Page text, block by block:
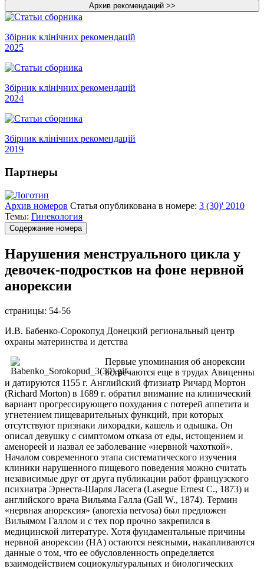
Збірник клінічних рекомендацій
2025
Збірник клінічних рекомендацій
2024
Збірник клінічних рекомендацій
2019
Партнеры
Архив номеров Статья опубликована в номере: 3 (30)' 2010
Темы: Гинекология
Содержание номера
Нарушения менструального цикла у
девочек-подростков на фоне нервной
анорексии
страницы: 54-56
И.В. Бабенко-Сорокопуд Донецкий региональный центр
охраны материнства и детства
Первые упоминания об анорексии
встречаются еще в трудах Авиценны
и датируются 1155 г. Английский фтизиатр Ричард Мортон
(Richard Morton) в 1689 г. обратил внимание на клинический
вариант прогрессирующего похудания с потерей аппетита и
угнетением пищеварительных функций, при которых
отсутствуют признаки лихорадки, кашель и одышка. Он
описал девушку с симптомом отказа от еды, истощением и
аменореей и назвал ее заболевание «нервной чахоткой».
Началом современного этапа систематического изучения
клиники нарушенного пищевого поведения можно считать
независимые друг от друга публикации работ французского
психиатра Эрнеста-Шарля Ласега (Lasegue Ernest C., 1873) и
английского врача Вильяма Галла (Gall W., 1874). Термин
«нервная анорексия» (anorexia nervosa) был предложен
Вильямом Галлом и с тех пор прочно закрепился в
медицинской литературе. Хотя фундаментальные причины
нервной анорексии (НА) остаются неясными, накапливаются
данные о том, что ее обусловленность определяется
взаимодействием социокультуральных и биологических